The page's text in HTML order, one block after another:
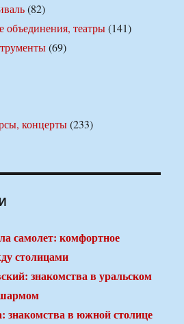
(82)
объединения, театры(141)
(69)
концерты(233)
самолет: комфортное
столицами
знакомства в уральском
знакомства в южной столице